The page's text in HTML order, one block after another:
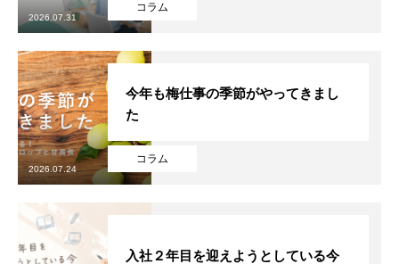
コラム
2026.07.31
コラム
今年も梅仕事の季節がやってきまし
た
2026.07.24
入社２年目を迎えようとしている今